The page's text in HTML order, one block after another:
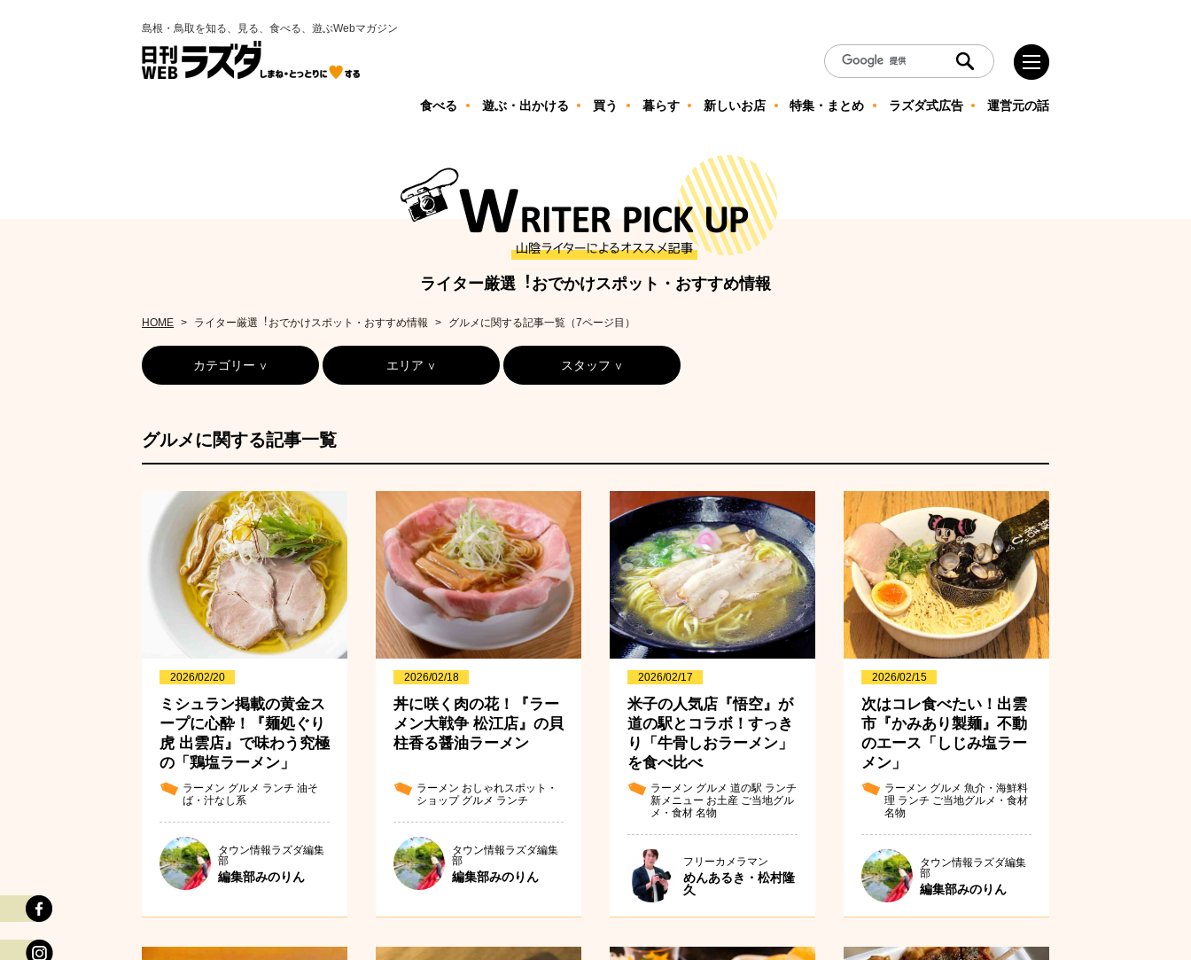
島根・鳥取を知る、見る、食べる、遊ぶWebマガジン
食べる 遊ぶ・出かける 買う 暮らす 新しいお店 特集・まとめ ラズダ式広告 運営元の話
ライター厳選︕おでかけスポット・おすすめ情報
HOME ライター厳選︕おでかけスポット・おすすめ情報 グルメに関する記事一覧（7ページ目）
カテゴリー エリア スタッフ
グルメに関する記事一覧
2026/02/20
ミシュラン掲載の黄金ス
ープに心酔！『麺処ぐり
虎 出雲店』で味わう究極
の「鶏塩ラーメン」
ラーメン グルメ ランチ 油そ
ば・汁なし系
タウン情報ラズダ編集
部
編集部みのりん
2026/02/18
丼に咲く肉の花！『ラー
メン大戦争 松江店』の貝
柱香る醤油ラーメン
ラーメン おしゃれスポット・
ショップ グルメ ランチ
タウン情報ラズダ編集
部
編集部みのりん
2026/02/17
米子の人気店『悟空』が
道の駅とコラボ！すっき
り「牛骨しおラーメン」
を食べ比べ
ラーメン グルメ 道の駅 ランチ
新メニュー お土産 ご当地グル
メ・食材 名物
フリーカメラマン
めんあるき・松村隆
久
2026/02/15
次はコレ食べたい！出雲
市『かみあり製麺』不動
のエース「しじみ塩ラー
メン」
ラーメン グルメ 魚介・海鮮料
理 ランチ ご当地グルメ・食材
名物
タウン情報ラズダ編集
部
編集部みのりん